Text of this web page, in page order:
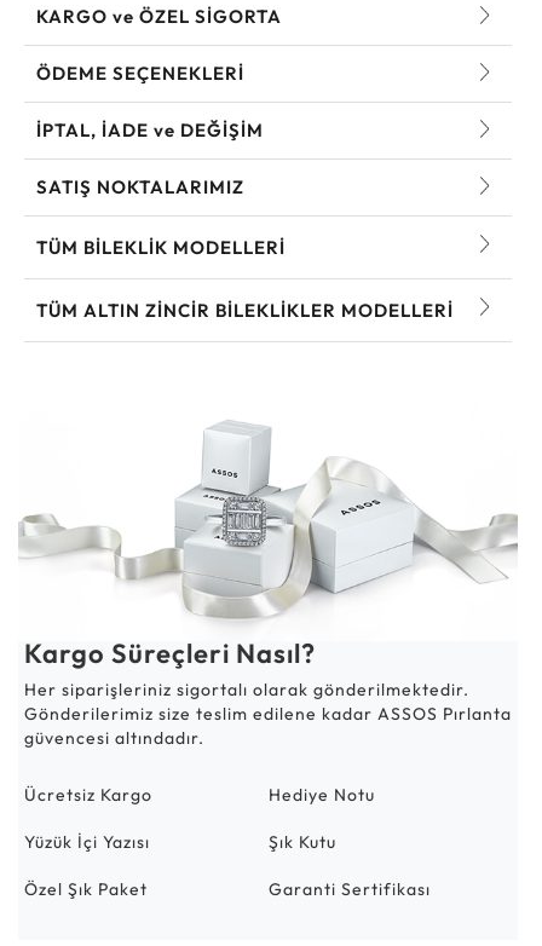
KARGO ve ÖZEL SİGORTA
ÖDEME SEÇENEKLERİ
İPTAL, İADE ve DEĞİŞİM
SATIŞ NOKTALARIMIZ
TÜM BILEKLIK MODELLERI
TÜM ALTIN ZINCIR BILEKLIKLER MODELLERI
Kargo Süreçleri Nasıl?
Her siparişleriniz sigortalı olarak gönderilmektedir.
Gönderilerimiz size teslim edilene kadar ASSOS Pırlanta
güvencesi altındadır.
Ücretsiz Kargo Hediye Notu
Yüzük İçi Yazısı Şık Kutu
Özel Şık Paket Garanti Sertifikası